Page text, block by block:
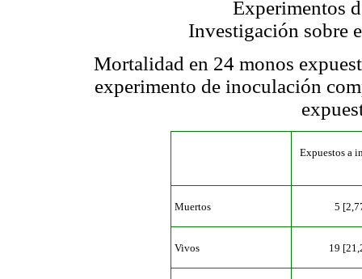
Experimentos
Investigación sobre
Mortalidad en 24 monos
experimento de inoculación
Expuestos a
Muertos 5
Vivos 19